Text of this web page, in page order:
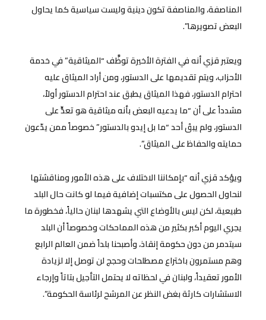
المناصفة، والمناصفة تكون دينية وليست سياسية كما يحاول
البعض تصويرها”.
ويعتبر قزي أنه في الفترة الأخيرة توظَّف “الميثاقية” في خدمة
الأحزاب، ويتم تقديمها على الدستور، ومن أراد الميثاق عليه
احترام الدستور، فهذا الميثاق يطبق عند احترام الدستور أولاً،
مشدداً على أن “ما يدعيه البعض بأنه ميثاقية هو تعدٍّ على
الدستور، ولم يبقَ أحد “ما بل إيدو بالدستور” خصوصاً ممن يدّعون
حمايته والحفاظ على الميثاق”.
ويؤكد قزي أنه “بإمكاننا الاختلاف على هذه الأمور ومناقشتها
لنحاول الحصول على مكتسبات إضافية فيما لو كانت حال البلد
طبيعية، لكن ليس بالأوضاع التي يشهدها لبنان حالياً، فخطورة ما
يجري اليوم أكبر بكثير من هذه المماحكات وخصوصاً أن البلد
سيتدمر من دون حكومة إنقاذ، وأصبحنا بلداً ضمن العالم الرابع
وهم مستمرون باختراع مصطلحات وحجج لن توصل إلا لزيادة
الأمور تعقيداً، ولبنان في لحظاته لا يحتمل التأجيل بتاتاً وإرجاء
الاستشارات كارثة بغض النظر عن المرشح لرئاسة الحكومة”.